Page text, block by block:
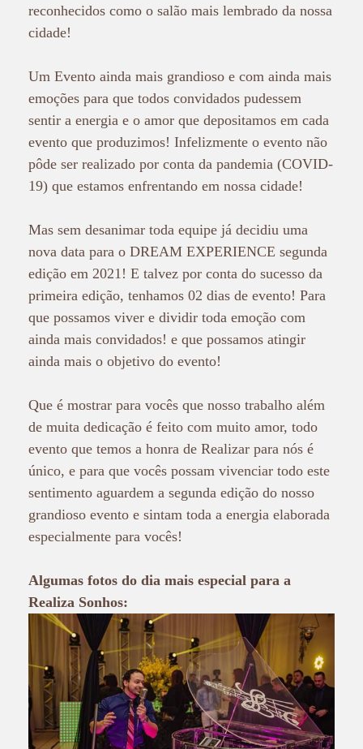
reconhecidos como o salão mais lembrado da nossa
cidade!
Um Evento ainda mais grandioso e com ainda mais
emoções para que todos convidados pudessem
sentir a energia e o amor que depositamos em cada
evento que produzimos! Infelizmente o evento não
pôde ser realizado por conta da pandemia (COVID-
19) que estamos enfrentando em nossa cidade!
Mas sem desanimar toda equipe já decidiu uma
nova data para o DREAM EXPERIENCE segunda
edição em 2021! E talvez por conta do sucesso da
primeira edição, tenhamos 02 dias de evento! Para
que possamos viver e dividir toda emoção com
ainda mais convidados! e que possamos atingir
ainda mais o objetivo do evento!
Que é mostrar para vocês que nosso trabalho além
de muita dedicação é feito com muito amor, todo
evento que temos a honra de Realizar para nós é
único, e para que vocês possam vivenciar todo este
sentimento aguardem a segunda edição do nosso
grandioso evento e sintam toda a energia elaborada
especialmente para vocês!
Algumas fotos do dia mais especial para a
Realiza Sonhos: